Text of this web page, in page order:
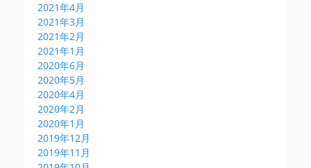
2021年4月
2021年3月
2021年2月
2021年1月
2020年6月
2020年5月
2020年4月
2020年2月
2020年1月
2019年12月
2019年11月